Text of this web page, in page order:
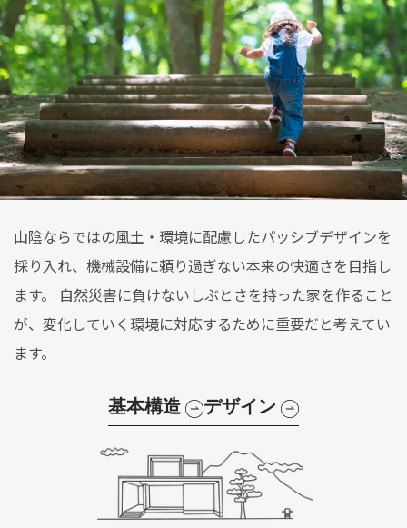
山陰ならではの風土・環境に配慮したパッシブデザインを
採り入れ、機械設備に頼り過ぎない本来の快適さを目指し
ます。 自然災害に負けないしぶとさを持った家を作ること
が、変化していく環境に対応するために重要だと考えてい
ます。
基本構造 デザイン